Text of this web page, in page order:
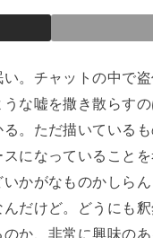
。チャットの中で
な嘘を撒き散らす
。ただ描いている
になっていること
かがなものかしら
だけど。どうにも
か、非常に興味のあ